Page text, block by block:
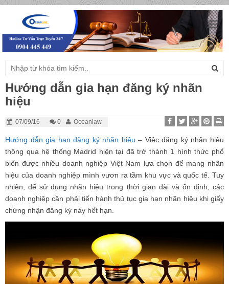
Hướng dẫn gia hạn đăng ký nhãn
hiệu
07/09/16 - 0 - Oceanlaw
Hướng dẫn gia hạn đăng ký nhãn hiệu – Việc đăng ký nhãn hiệu
thông qua hệ thống Madrid hiện tại đã trở thành 1 hình thức phổ
biến được nhiều doanh nghiệp Việt Nam lựa chọn để mang nhãn
hiệu của doanh nghiệp mình vươn ra tầm khu vực và quốc tế. Tuy
nhiên, để sử dụng nhãn hiệu trong thời gian dài và ổn định, các
doanh nghiệp cần phải tiến hành thủ tục gia hạn nhãn hiệu khi giấy
chứng nhận đăng kỳ này hết hạn.